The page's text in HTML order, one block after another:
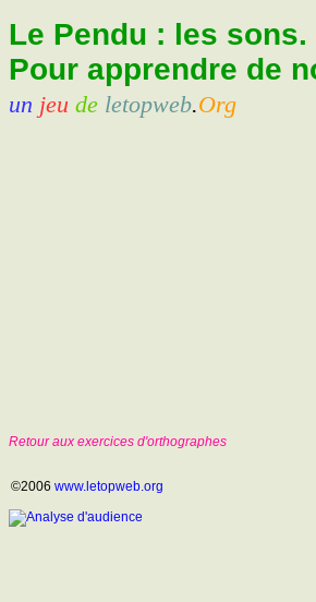
Le Pendu : les sons.
Pour apprendre de
un jeu de letopweb.Org
Retour aux exercices d'orthographes
©2006 www.letopweb.org